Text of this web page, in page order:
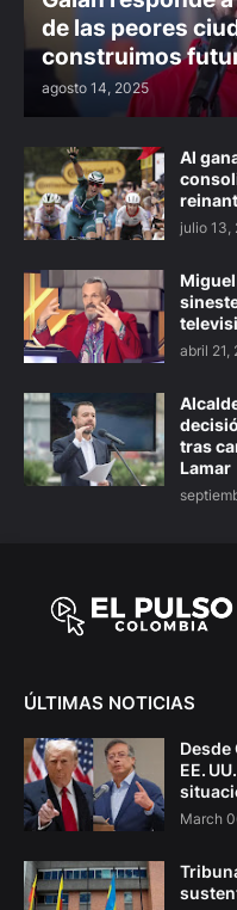
de las peores
construimos
agosto 14, 2025
Al
julio 13,
abril 21,
tras
Lamar
ÚLTIMAS NOTICIAS
EE.
March